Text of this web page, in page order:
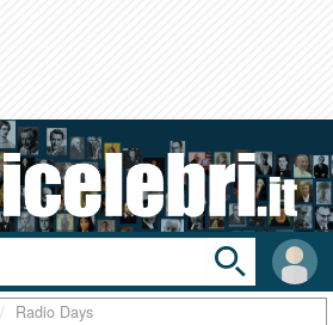
User
area
Toggle
search
bar
Radio Days